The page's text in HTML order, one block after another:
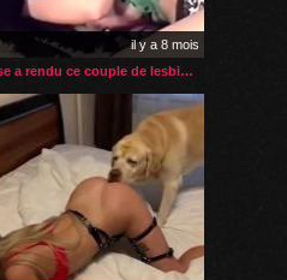
il y a 8 mois
La grossesse a rendu ce couple de lesbiennes zoophiles